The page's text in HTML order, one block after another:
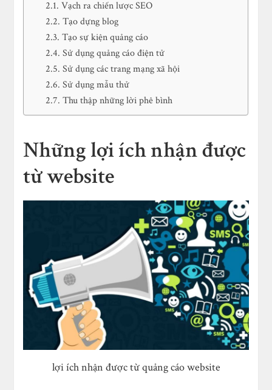
Vạch ra chiến lược SEO
Tạo dựng blog
Tạo sự kiện quảng cáo
Sử dụng quảng cáo điện tử
Sử dụng các trang mạng xã hội
Sử dụng mẫu thử
Thu thập những lời phê bình
Những lợi ích nhận được
từ website
lợi ích nhận được từ quảng cáo website